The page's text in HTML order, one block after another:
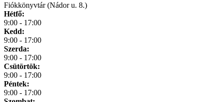
Fiókkönyvtár (Nádor u. 8.)
Hétfő:
9:00 - 17:00
Kedd:
9:00 - 17:00
Szerda:
9:00 - 17:00
Csütörtök:
9:00 - 17:00
Péntek:
9:00 - 17:00